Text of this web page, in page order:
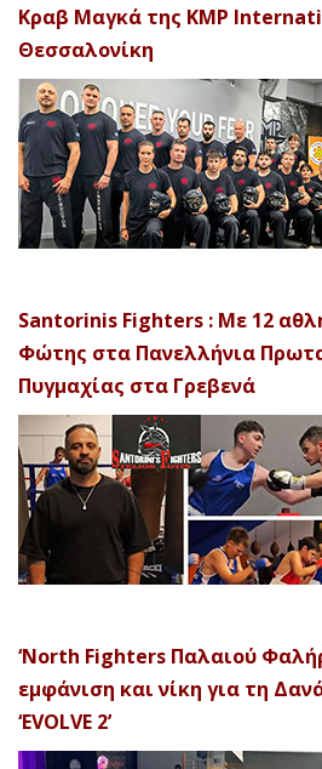
Κραβ Μαγκά της KMP
Θεσσαλονίκη
Santorinis Fighters : Με 12
Φώτης στα Πανελλήνια
Πυγμαχίας στα Γρεβενά
‘North Fighters Παλαιού
εμφάνιση και νίκη για τη
‘EVOLVE 2’